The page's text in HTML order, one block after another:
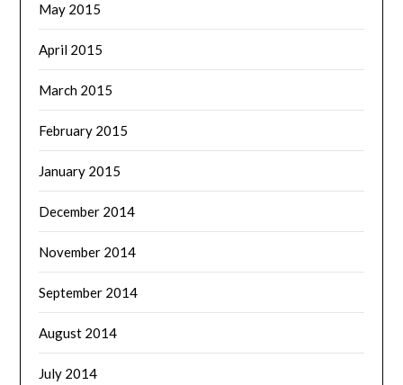
May 2015
April 2015
March 2015
February 2015
January 2015
December 2014
November 2014
September 2014
August 2014
July 2014